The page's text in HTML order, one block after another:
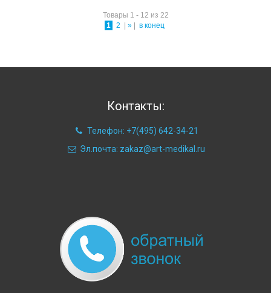
Товары 1 - 12 из 22
1
2 » в конец
Контакты:
Телефон: +7(495) 642-34-21
Эл.почта: zakaz@art-medikal.ru